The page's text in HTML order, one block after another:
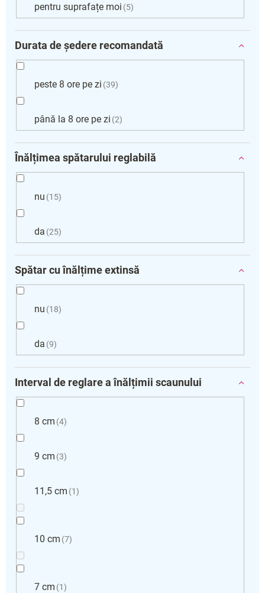
pentru suprafațe moi 5
Durata de ședere recomandată
peste 8 ore pe zi 39
până la 8 ore pe zi 2
Înălțimea spătarului reglabilă
nu 15
da 25
Spătar cu înălțime extinsă
nu 18
da 9
Interval de reglare a înălțimii scaunului
8 cm 4
9 cm 3
11,5 cm 1
10 cm 7
7 cm 1